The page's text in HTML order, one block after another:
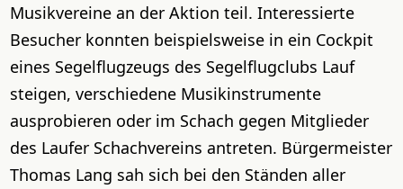
Musikvereine an der Aktion teil. Interessierte
Besucher konnten beispielsweise in ein Cockpit
eines Segelflugzeugs des Segelflugclubs Lauf
steigen, verschiedene Musikinstrumente
ausprobieren oder im Schach gegen Mitglieder
des Laufer Schachvereins antreten. Bürgermeister
Thomas Lang sah sich bei den Ständen aller